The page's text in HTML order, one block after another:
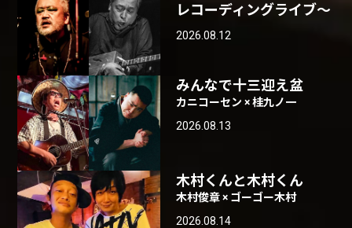
レコーディングライブ〜
2026.08.12
みんなで十三迎え盆
カニコーセン × 桂九ノ一
2026.08.13
木村くんと木村くん
木村俊章 × ゴーゴー木村
2026.08.14